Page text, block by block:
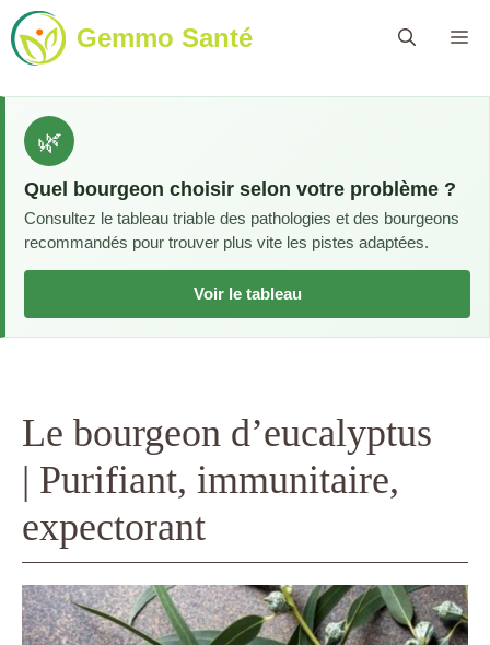
Aller
au
contenu
Gemmo Santé
🌿
Quel bourgeon choisir selon votre problème ?
Consultez le tableau triable des pathologies et des bourgeons
recommandés pour trouver plus vite les pistes adaptées.
Voir le tableau
Le bourgeon d’eucalyptus
| Purifiant, immunitaire,
expectorant